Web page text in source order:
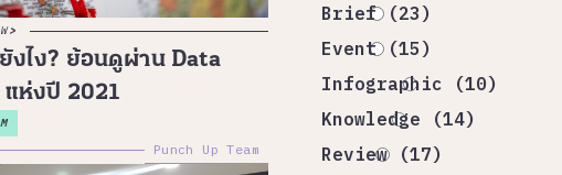
งไง? ย้อนดูผ่าน Data
ห่งปี 2021
Punch Up Team
Brief (23)
Event (15)
Infographic (10)
Knowledge (14)
Review (17)